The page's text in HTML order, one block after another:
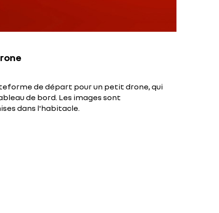
de départ pour un petit drone, qui
de bord. Les images sont
dans l'habitacle.